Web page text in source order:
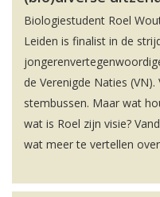
Biologiestudent Roel
Leiden is finalist in de
de Verenigde Naties
stembussen. Maar wat
wat is Roel zijn visie?
wat meer te vertellen